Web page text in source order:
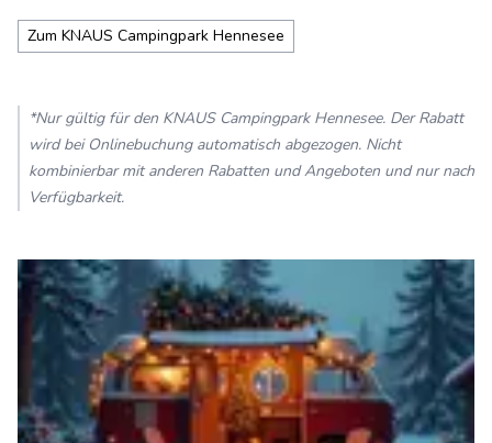
Zum KNAUS Campingpark Hennesee
*Nur gültig für den KNAUS Campingpark Hennesee. Der Rabatt
wird bei Onlinebuchung automatisch abgezogen. Nicht
kombinierbar mit anderen Rabatten und Angeboten und nur nach
Verfügbarkeit.